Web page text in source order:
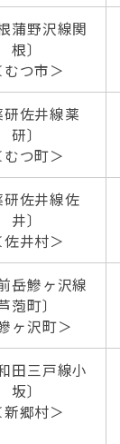
蒲野沢線関
根〕
むつ市＞
研佐井線薬
研〕
むつ町＞
研佐井線佐
井〕
佐井村＞
岳鰺ヶ沢線
萢町〕
ヶ沢町＞
田三戸線小
坂〕
新郷村＞